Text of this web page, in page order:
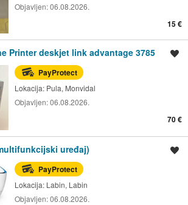
Objavljen:06.08.2026.
15 €
Printer deskjet link advantage 3785
PayProtect
Lokacija: Pula, Monvidal
Objavljen:06.08.2026.
70 €
uređaj)
PayProtect
Lokacija: Labin, Labin
Objavljen:06.08.2026.